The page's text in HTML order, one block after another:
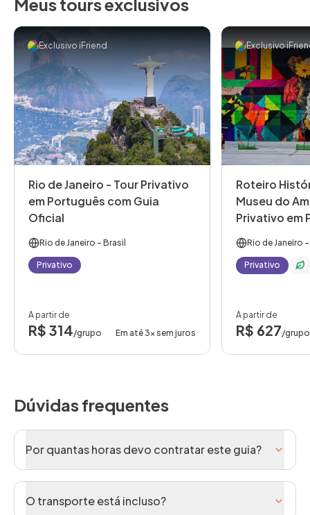
Meus tours exclusivos
Exclusivo iFriend
Rio de Janeiro - Tour Privativo
em Português com Guia
Oficial
Rio de Janeiro - Brasil
Privativo
A partir de
R$ 314/grupo Em até 3x sem juros
Exclusivo
Roteiro
Museu do
Privativo em
com Guia
Rio de Janeiro -
Privativo
A partir de
R$ 627/grupo
Dúvidas frequentes
Por quantas horas devo contratar este guia?
O transporte está incluso?